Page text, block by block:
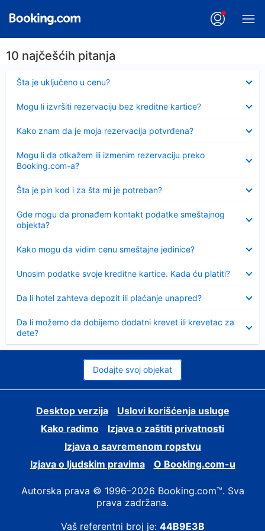
10 najčešćih pitanja
Šta je uključeno u cenu?
Sažeto
Mogu li izvršiti rezervaciju bez kreditne kartice?
Kako znam da je moja rezervacija potvrđena?
Mogu li da otkažem ili izmenim rezervaciju preko
Booking.com-a?
Šta je pin kod i za šta mi je potreban?
Sažeto
Gde mogu da pronađem kontakt podatke smeštajnog
objekta?
Kako mogu da vidim cenu smeštajne jedinice?
Unosim podatke svoje kreditne kartice. Kada ću platiti?
Da li hotel zahteva depozit ili plaćanje unapred?
Da li možemo da dobijemo dodatni krevet ili krevetac za
dete?
Dodajte svoj objekat
Desktop verzija
Uslovi korišćenja usluge
Kako radimo
Izjava o zaštiti privatnosti
Izjava o savremenom ropstvu
Izjava o ljudskim pravima
О Booking.com-u
Autorska prava © 1996–2026 Booking.com™. Sva
prava zadržana.
Vaš referentni broj je: 44B9E3B